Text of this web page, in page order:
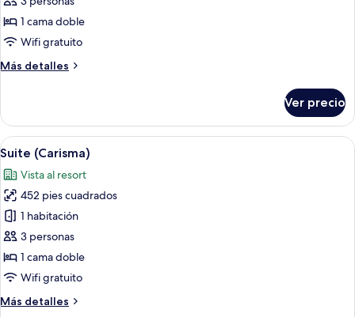
(Classica)
1 cama doble
Wifi gratuito
Más detalles
Más
(Classica)
Ver precio
Abrir
todas
las
fotos
de
Suite
(Carisma)
Ropa de cama hipoalergénica y
4
Suite (Carisma)
Vista al resort
452 pies cuadrados
1 habitación
3 personas
1 cama doble
Wifi gratuito
Más detalles
Más